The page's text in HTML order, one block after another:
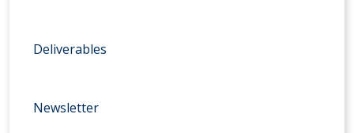
Deliverables
Newsletter